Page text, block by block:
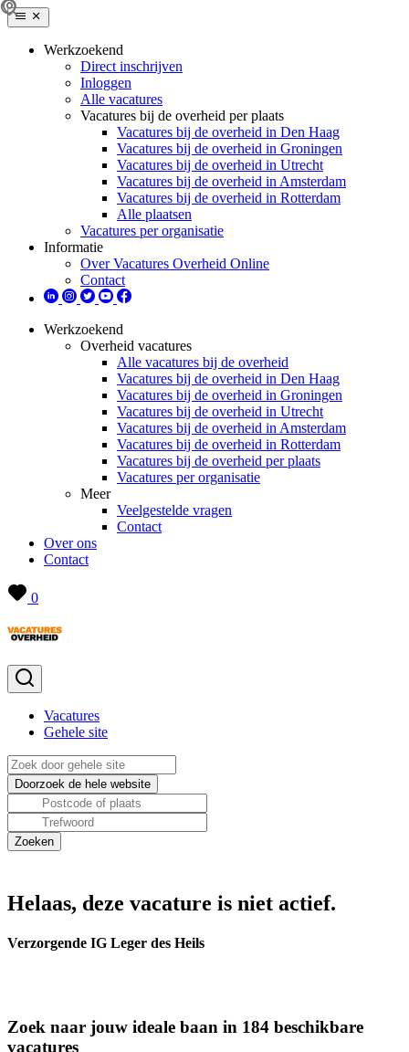
Werkzoekend
Direct inschrijven
Inloggen
Alle vacatures
Vacatures bij de overheid per plaats
Vacatures bij de overheid in Den Haag
Vacatures bij de overheid in Groningen
Vacatures bij de overheid in Utrecht
Vacatures bij de overheid in Amsterdam
Vacatures bij de overheid in Rotterdam
Alle plaatsen
Vacatures per organisatie
Informatie
Over Vacatures Overheid Online
Contact
Werkzoekend
Overheid vacatures
Alle vacatures bij de overheid
Vacatures bij de overheid in Den Haag
Vacatures bij de overheid in Groningen
Vacatures bij de overheid in Utrecht
Vacatures bij de overheid in Amsterdam
Vacatures bij de overheid in Rotterdam
Vacatures bij de overheid per plaats
Vacatures per organisatie
Meer
Veelgestelde vragen
Contact
Over ons
Contact
0
Vacatures
Gehele site
Helaas, deze vacature is niet actief.
Verzorgende IG Leger des Heils
Zoek naar jouw ideale baan in 184 beschikbare
vacatures